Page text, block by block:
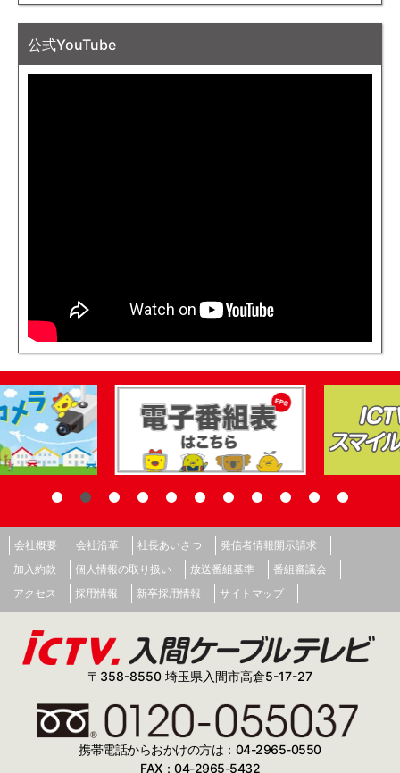
公式YouTube
会社概要 会社沿革 社長あいさつ
発信者情報開示請求
加入約款
個人情報の取り扱い 放送番組基準
番組審議会
アクセス
採用情報 新卒採用情報 サイトマップ
〒358-8550 埼玉県入間市高倉5-17-27
携帯電話からおかけの方は：04-2965-0550
FAX：04-2965-5432